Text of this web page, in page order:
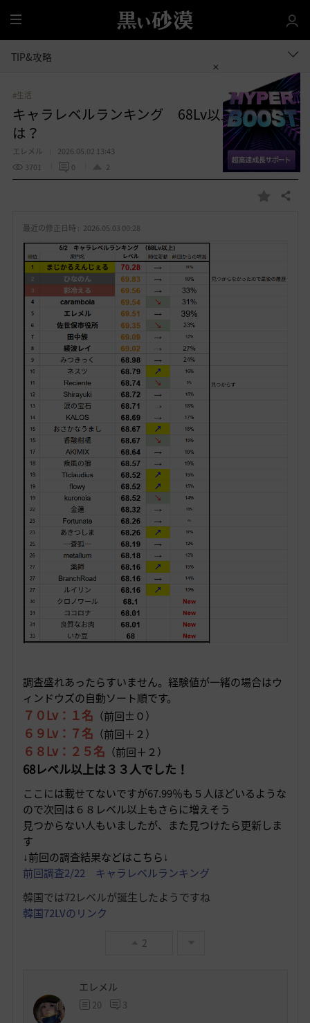
全
体
TIP&攻略
#生活
キャラレベルランキング 68Lv以上の人数
は？
エレメル
2026.05.02 13:43
3701
0 2
お 共有する
最近の修正日時 : 2026.05.03 00:28
調査盛れあったらすいません。経験値が一緒の場合はウ
ィンドウズの自動ソート順です。
７０Lv：１名 （前回±０）
６９Lv：７名 （前回＋２）
６８Lv：２５名 （前回＋２）
68レベル以上は３３人でした！
ここには載せてないですが67.99％も５人ほどいるような
ので次回は６８レベル以上もさらに増えそう
見つからない人もいましたが、また見つけたら更新しま
す
↓前回の調査結果などはこちら↓
前回調査2/22 キャラレベルランキング
韓国では72レベルが誕生したようですね
韓国72LVのリンク
2
エレメル
20 3